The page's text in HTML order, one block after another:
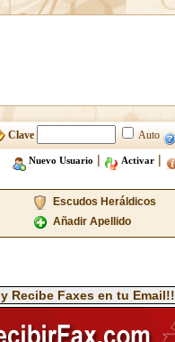
Clave Auto
Nuevo Usuario | Activar|
Escudos Heráldicos
Añadir Apellido
Recibe Faxes en tu Email!!